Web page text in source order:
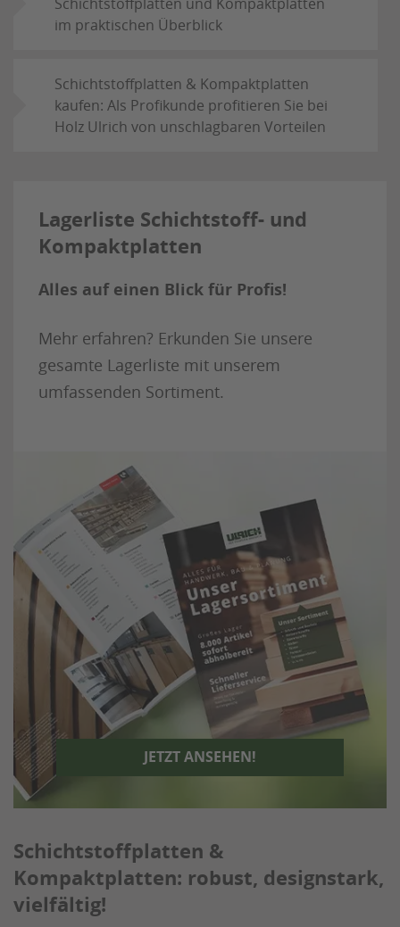
im praktischen Überblick
Schichtstoffplatten & Kompaktplatten
kaufen: Als Profikunde profitieren Sie bei
Holz Ulrich von unschlagbaren Vorteilen
Lagerliste Schichtstoff- und
Kompaktplatten
Alles auf einen Blick für Profis!
Mehr erfahren? Erkunden Sie unsere
gesamte Lagerliste mit unserem
umfassenden Sortiment.
JETZT ANSEHEN!
Schichtstoffplatten &
Kompaktplatten: robust, designstark,
vielfältig!